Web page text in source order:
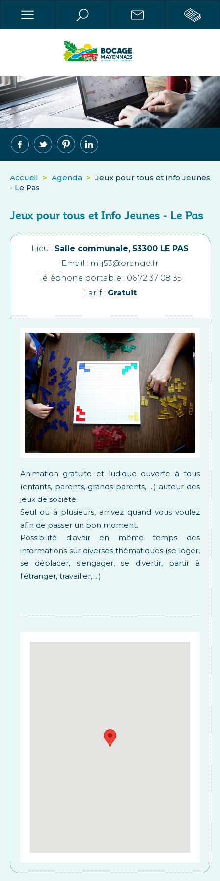
Accueil > Agenda > Jeux pour tous et Info Jeunes
- Le Pas
Jeux pour tous et Info Jeunes - Le Pas
Lieu : Salle communale, 53300 LE PAS
Email : mij53@orange.fr
Téléphone portable : 06 72 37 08 35
Tarif : Gratuit
Animation gratuite et ludique ouverte à tous
(enfants, parents, grands-parents, ...) autour des
jeux de société.
Seul ou à plusieurs, arrivez quand vous voulez
afin de passer un bon moment.
Possibilité d'avoir en même temps des
informations sur diverses thématiques (se loger,
se déplacer, s'engager, se divertir, partir à
l'étranger, travailler, ...)